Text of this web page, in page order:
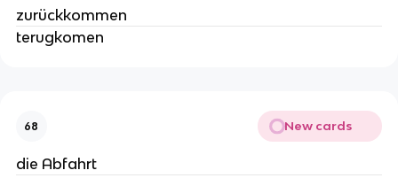
zurückkommen
terugkomen
68 New cards
die Abfahrt